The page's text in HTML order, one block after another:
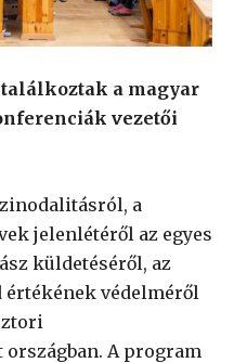
találkoztak a magyar
vezetői
a
jelenlétéről az egyes
küldetéséről, az
értékének védelméről
A program